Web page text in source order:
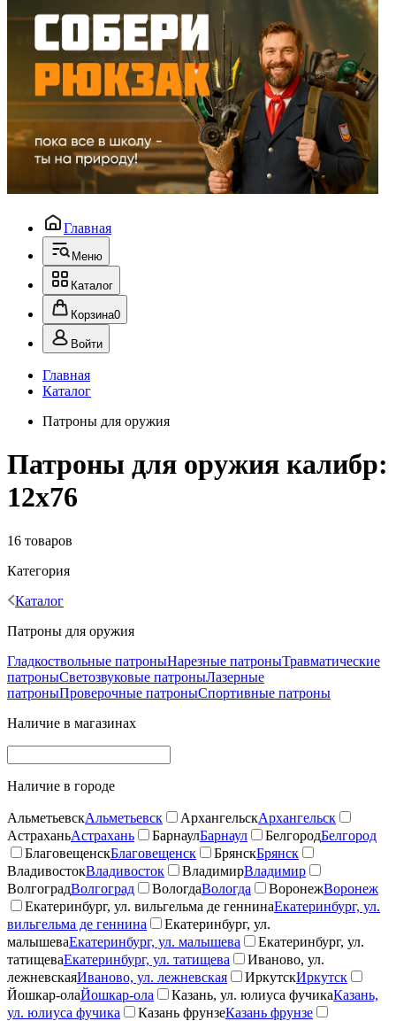
Главная
Меню
Каталог
Корзина0
Войти
Главная
Каталог
Патроны для оружия
Патроны для оружия калибр:
12x76
16 товаров
Категория
Каталог
Патроны для оружия
Гладкоствольные патроныНарезные патроныТравматические
патроныСветозвуковые патроныЛазерные
патроныПроверочные патроныСпортивные патроны
Наличие в магазинах
Наличие в городе
АльметьевскАльметьевск АрхангельскАрхангельск
АстраханьАстрахань БарнаулБарнаул БелгородБелгород
БлаговещенскБлаговещенск БрянскБрянск
ВладивостокВладивосток ВладимирВладимир
ВолгоградВолгоград ВологдаВологда ВоронежВоронеж
Екатеринбург, ул. вильгельма де геннинаЕкатеринбург, ул.
вильгельма де геннина
Екатеринбург, ул.
малышеваЕкатеринбург, ул. малышева
Екатеринбург, ул.
татищеваЕкатеринбург, ул. татищева
Иваново, ул.
лежневскаяИваново, ул. лежневская ИркутскИркутск
Йошкар-олаЙошкар-ола Казань, ул. юлиуса фучикаКазань,
ул. юлиуса фучика
Казань фрунзеКазань фрунзе